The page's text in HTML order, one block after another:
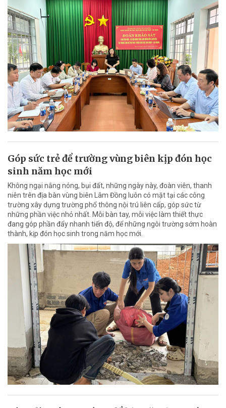
Góp sức trẻ để trường vùng biên kịp đón học
sinh năm học mới
Không ngại nắng nóng, bụi đất, những ngày này, đoàn viên, thanh
niên trên địa bàn vùng biên Lâm Đồng luôn có mặt tại các công
trường xây dựng trường phổ thông nội trú liên cấp, góp sức từ
những phần việc nhỏ nhất. Mỗi bàn tay, mỗi việc làm thiết thực
đang góp phần đẩy nhanh tiến độ, để những ngôi trường sớm hoàn
thành, kịp đón học sinh trong năm học mới.